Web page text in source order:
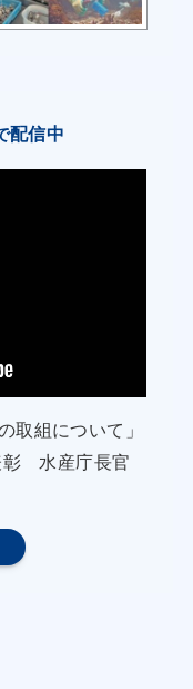
活〆等講習会を
理(10℃以下)を
２期浜プランの
配慮した鮮度保
出荷方法の統一
装置を活用し
理を厳格に行う)
配信中
取組について」
彰 水産庁長官